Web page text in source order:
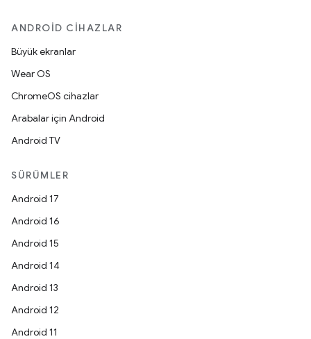
ANDROID CIHAZLAR
Büyük ekranlar
Wear OS
ChromeOS cihazlar
Arabalar için Android
Android TV
SÜRÜMLER
Android 17
Android 16
Android 15
Android 14
Android 13
Android 12
Android 11